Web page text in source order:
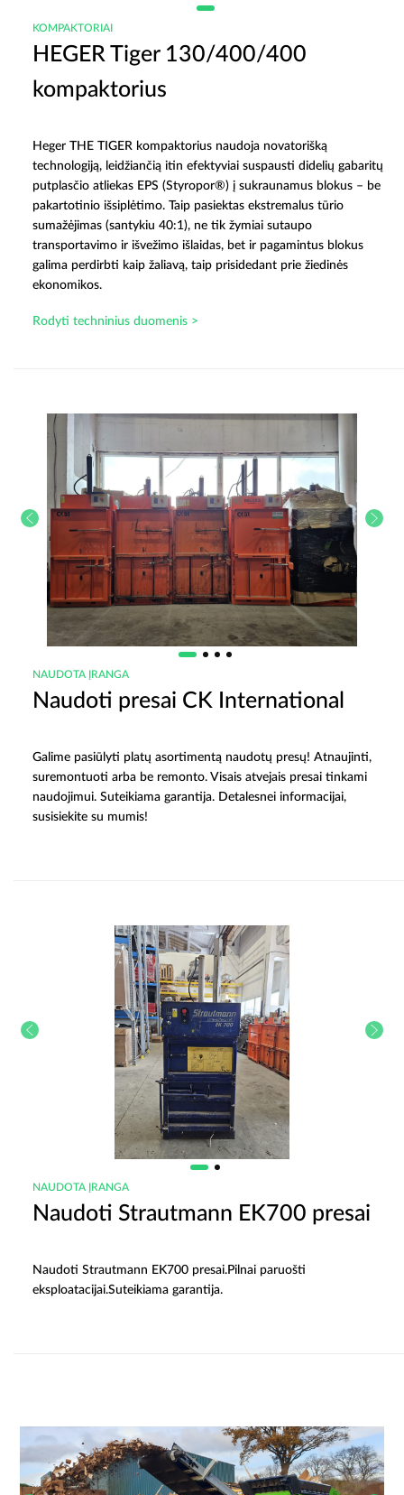
KOMPAKTORIAI
HEGER Tiger 130/400/400
kompaktorius
Heger THE TIGER kompaktorius naudoja novatorišką
technologiją, leidžiančią itin efektyviai suspausti didelių gabaritų
putplasčio atliekas EPS (Styropor®) į sukraunamus blokus – be
pakartotinio išsiplėtimo. Taip pasiektas ekstremalus tūrio
sumažėjimas (santykiu 40:1), ne tik žymiai sutaupo
transportavimo ir išvežimo išlaidas, bet ir pagamintus blokus
galima perdirbti kaip žaliavą, taip prisidedant prie žiedinės
ekonomikos.
Rodyti techninius duomenis >
NAUDOTA ĮRANGA
Naudoti presai CK International
Galime pasiūlyti platų asortimentą naudotų presų! Atnaujinti,
suremontuoti arba be remonto. Visais atvejais presai tinkami
naudojimui. Suteikiama garantija. Detalesnei informacijai,
susisiekite su mumis!
NAUDOTA ĮRANGA
Naudoti Strautmann EK700 presai
Naudoti Strautmann EK700 presai.Pilnai paruošti
eksploatacijai.Suteikiama garantija.